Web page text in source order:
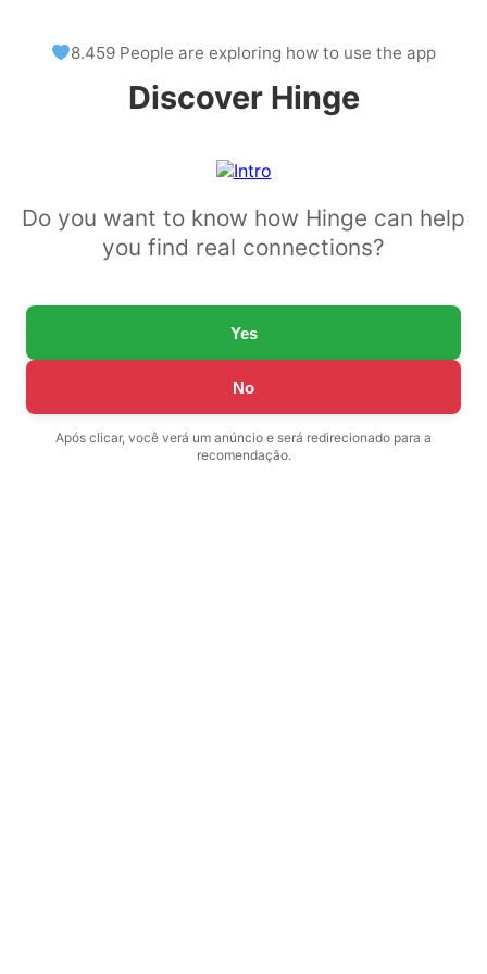
8.459 People are exploring how to use the app
Discover Hinge
Do you want to know how Hinge can help
you find real connections?
Yes
No
Após clicar, você verá um anúncio e será redirecionado para a
recomendação.